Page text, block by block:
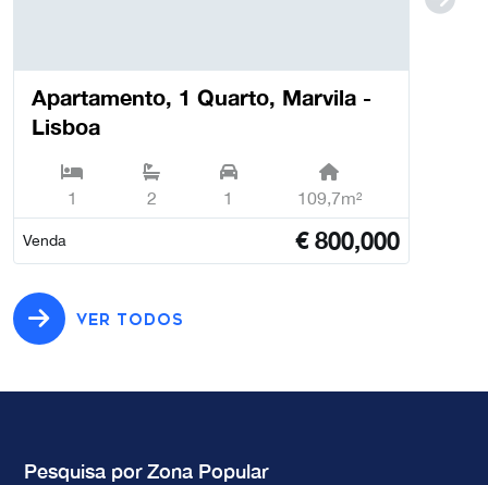
Apartamento, 1 Quarto, Marvila -
Lisboa
1 2 1 109,7m²
Venda €800,000
VER TODOS
Pesquisa por Zona Popular